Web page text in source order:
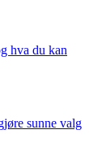
hva du kan
sunne valg